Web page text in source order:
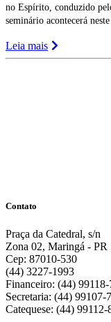
no Espírito, conduzido
seminário acontecerá
Leia mais
Contato
Praça da Catedral, s/n
Zona 02, Maringá - PR
Cep: 87010-530
(44) 3227-1993
Financeiro: (44)
Secretaria: (44) 99107-
Catequese: (44) 99112-